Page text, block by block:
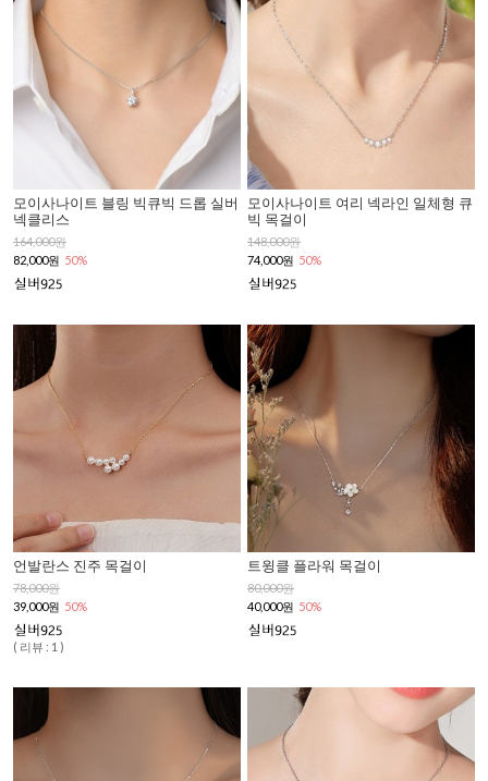
모이사나이트 블링 빅큐빅 드롭 실버
넥클리스
164,000원
82,000원 50%
모이사나이트 여리 넥라인 일체형 큐
빅 목걸이
148,000원
74,000원 50%
언발란스 진주 목걸이
78,000원
39,000원 50%
( 리뷰 : 1 )
트윙클 플라워 목걸이
80,000원
40,000원 50%